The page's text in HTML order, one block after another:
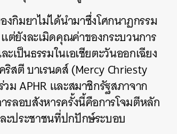
งกิมยาไม่ได้นำมาซึ่งโศกนาฏกรรม
ต่ยังละเมิดคุณค่าของกระบวนการ
ะเป็นธรรมในเอเชียตะวันออกเฉียง
ริสตี บาเรนดส์ (Mercy Chriesty
ม APHR และสมาชิกรัฐสภาจาก
รลอบสังหารครั้งนี้คือการโจมตีหลัก
ะประชาชนที่ปกปักษ์ระบอบ